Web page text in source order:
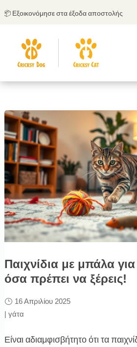
στα έξοδα αποστολής
Παιχνίδια με μπάλα
όσα πρέπει να ξέρεις!
16 Απριλίου 2025
| γάτα
Είναι αδιαμφισβήτητο ότι τα